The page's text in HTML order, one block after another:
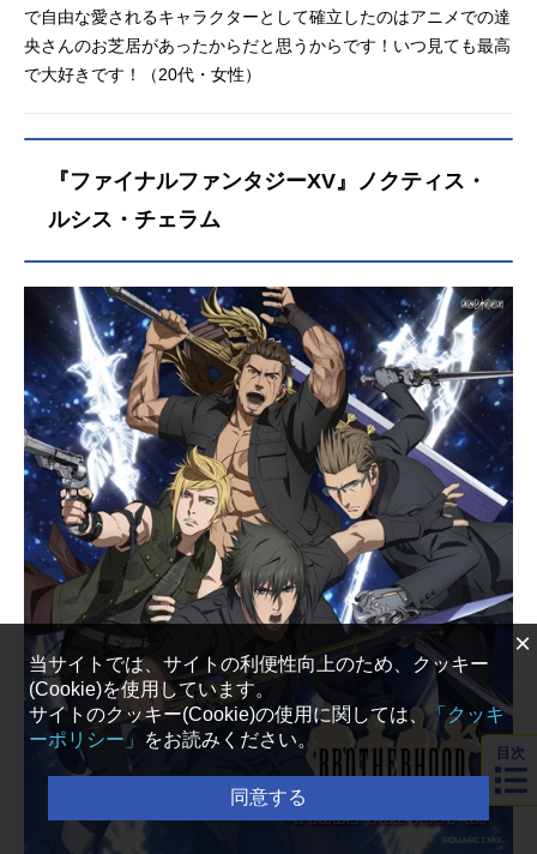
で自由な愛されるキャラクターとして確立したのはアニメでの達
央さんのお芝居があったからだと思うからです！いつ見ても最高
で大好きです！（20代・女性）
『ファイナルファンタジーXV』ノクティス・
ルシス・チェラム
目次
×
当サイトでは、サイトの利便性向上のため、クッキー
(Cookie)を使用しています。
サイトのクッキー(Cookie)の使用に関しては、「クッキ
ーポリシー」
をお読みください。
同意する